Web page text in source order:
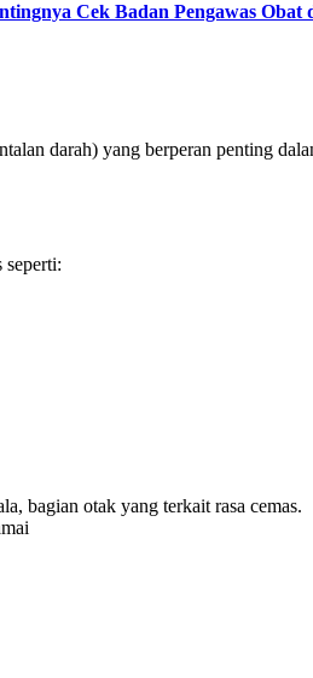
Cek Badan Pengawas
darah) yang berperan penting
bagian otak yang terkait rasa cemas.